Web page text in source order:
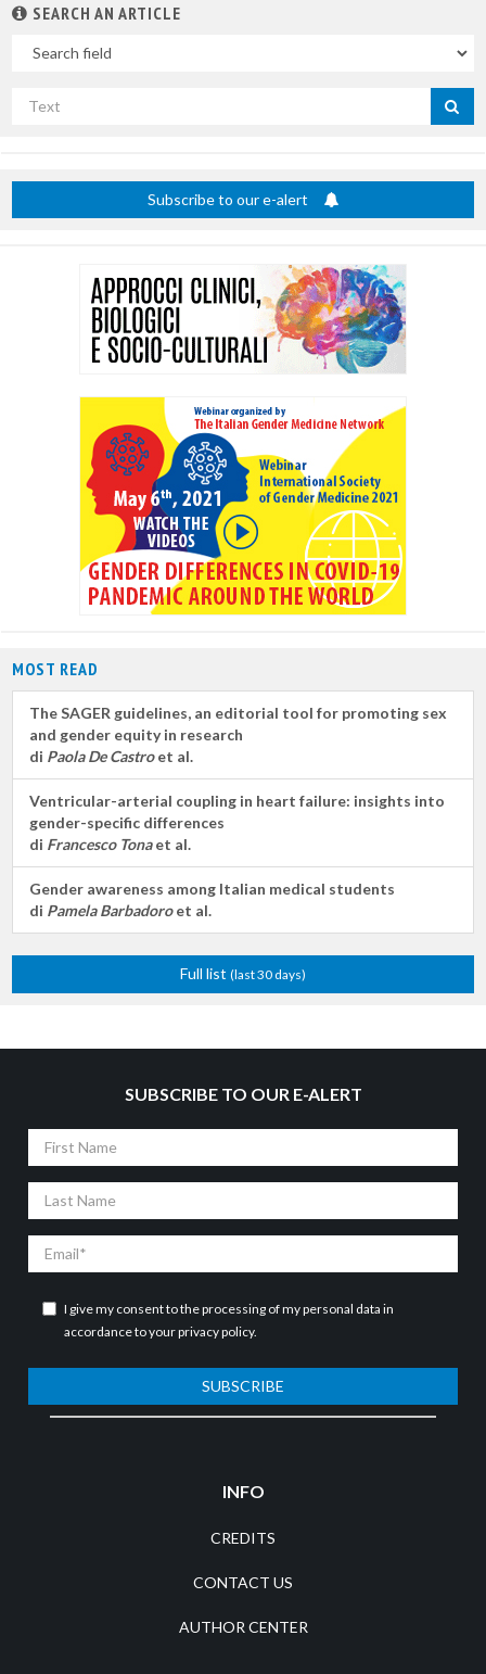
SEARCH AN ARTICLE
Search
Subscribe to our e-alert
MOST READ
The SAGER guidelines, an editorial tool for promoting sex
and gender equity in research
di Paola De Castroet al.
Ventricular-arterial coupling in heart failure: insights into
gender-specific differences
di Francesco Tonaet al.
Gender awareness among Italian medical students
di Pamela Barbadoroet al.
Full list (last 30 days)
SUBSCRIBE TO OUR E-ALERT
First
Last
Email
I give my consent to the processing of my personal data in
accordance to yourprivacy policy.
SUBSCRIBE
INFO
CREDITS
CONTACT US
AUTHOR CENTER